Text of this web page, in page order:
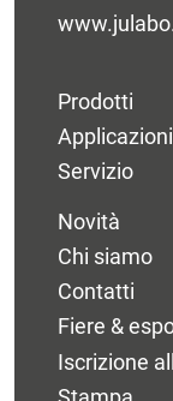
Prodotti
Applicazioni
Servizio
Novità
Chi siamo
Contatti
Fiere &
Iscrizione